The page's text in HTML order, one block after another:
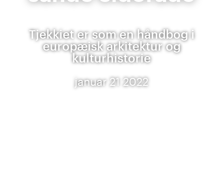
Tjekkiet er som en håndbog i
europæisk arkitektur og
kulturhistorie
januar 21 2022